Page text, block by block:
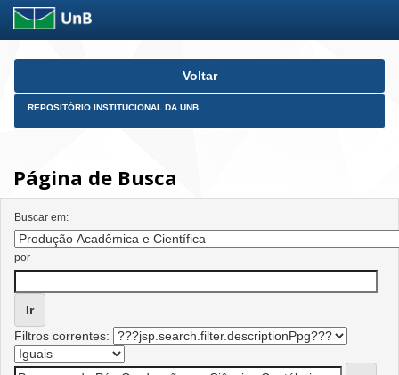
Skip
Voltar
REPOSITÓRIO INSTITUCIONAL DA UNB
Página de Busca
Buscar em:
por
Filtros correntes: